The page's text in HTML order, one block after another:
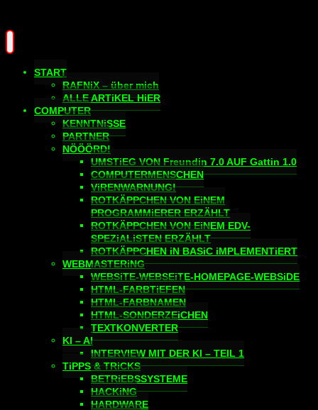
START
RAFNiX – über mich
ALLE ARTiKEL HiER
COMPUTER
KENNTNiSSE
PARTNER
NÖÖÖRD!
UMSTiEG VON Freundin 7.0 AUF Gattin 1.0
COMPUTERMENSCHEN
ViRENWARNUNG!
ROTKÄPPCHEN VON EiNEM
PROGRAMMiERER ERZÄHLT
ROTKÄPPCHEN VON EiNEM EDV-
SPEZiALiSTEN ERZÄHLT
ROTKÄPPCHEN iN BASiC iMPLEMENTiERT
WEBMASTERiNG
WEBSiTE-WEBSEiTE-HOMEPAGE-WEBSiDE
HTML-FARBTiEFEN
HTML-FARBNAMEN
HTML-SONDERZEiCHEN
TEXTKONVERTER
KI – AI
INTERVIEW MIT DER KI – TEIL 1
TiPPS & TRiCKS
BETRiEBSSYSTEME
HACKiNG
HARDWARE